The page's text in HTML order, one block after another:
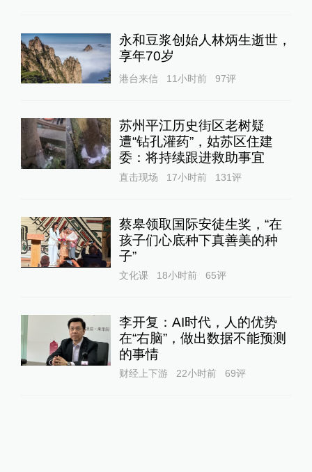
永和豆浆创始人林炳生逝世，
享年70岁
港台来信 11小时前 97评
苏州平江历史街区老树疑
遭“钻孔灌药”，姑苏区住建
委：将持续跟进救助事宜
直击现场 17小时前 131评
蔡皋领取国际安徒生奖，“在
孩子们心底种下真善美的种
子”
文化课 18小时前 65评
李开复：AI时代，人的优势
在“右脑”，做出数据不能预测
的事情
财经上下游 22小时前 69评